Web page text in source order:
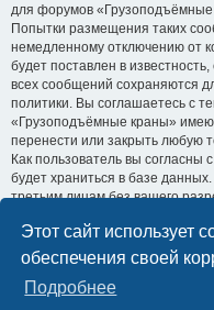
Этот сайт использует
обеспечения своей
Подробнее
для форумов
Попытки размещения таких
немедленному отключению от
будет поставлен в
всех сообщений сохраняются
политики. Вы соглашаетесь с
«Грузоподъёмные краны»
перенести или закрыть любую
Как пользователь вы
будет храниться в базе
третьим лицам без вашего
«Грузоподъёмные краны», ни
за действия хакеров, которые
доступу к ней.